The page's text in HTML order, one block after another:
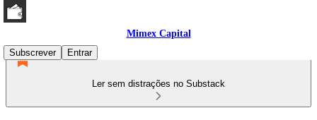
Mimex Capital
Subscrever
Entrar
Ler sem distrações no Substack